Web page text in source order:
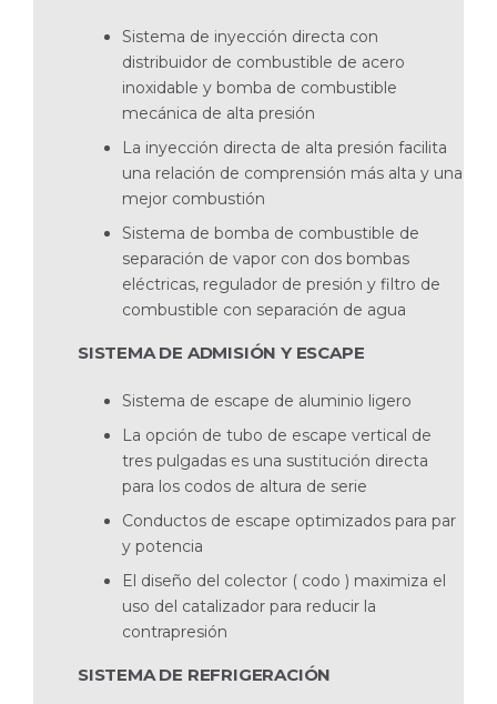
Sistema de inyección directa con
distribuidor de combustible de acero
inoxidable y bomba de combustible
mecánica de alta presión
La inyección directa de alta presión facilita
una relación de comprensión más alta y una
mejor combustión
Sistema de bomba de combustible de
separación de vapor con dos bombas
eléctricas, regulador de presión y filtro de
combustible con separación de agua
SISTEMA DE ADMISIÓN Y ESCAPE
Sistema de escape de aluminio ligero
La opción de tubo de escape vertical de
tres pulgadas es una sustitución directa
para los codos de altura de serie
Conductos de escape optimizados para par
y potencia
El diseño del colector ( codo ) maximiza el
uso del catalizador para reducir la
contrapresión
SISTEMA DE REFRIGERACIÓN